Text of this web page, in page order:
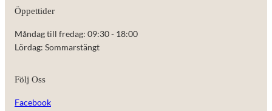
Öppettider
Måndag till fredag: 09:30 - 18:00
Lördag: Sommarstängt
Följ Oss
Facebook
Nödvändiga
Dessa kakor
går inte att
för att
över huvud